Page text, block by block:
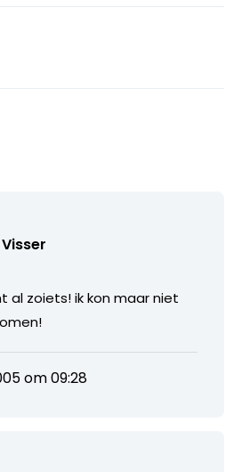
al zoiets! ik kon maar niet
om 09:28